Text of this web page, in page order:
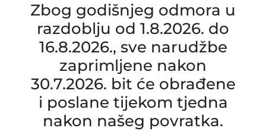
Zbog godišnjeg odmora u
razdoblju od 1.8.2026. do
16.8.2026., sve narudžbe
zaprimljene nakon
30.7.2026. bit će obrađene
i poslane tijekom tjedna
nakon našeg povratka.